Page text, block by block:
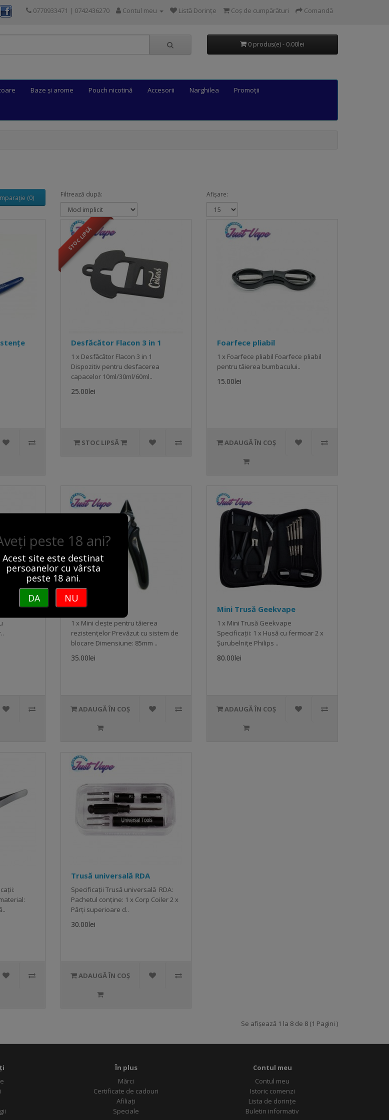
peste 18 ani?
Acest site este destinat
persoanelor cu vârsta
peste 18 ani.
DA
NU
0770933471 | 0742436270 Contul meu Listă Dorințe Coș de cumpărături Comandă
0 produs(e) - 0.00lei
Baze și arome Pouch nicotină Accesorii Narghilea Promoții
(0) Filtrează după: Afișare:
STOC LIPSĂ
Desfăcător Flacon 3 in 1
1 x Desfăcător Flacon 3 in 1
Dispozitiv pentru desfacerea
capacelor 10ml/30ml/60ml..
25.00lei
STOC LIPSĂ
Foarfece pliabil
1 x Foarfece pliabil Foarfece pliabil
pentru tăierea bumbacului..
15.00lei
Mini Clește
1 x Mini clește pentru tăierea
rezistențelor Prevăzut cu sistem de
blocare Dimensiune: 85mm ..
35.00lei
ADAUGĂ ÎN COȘ
Mini Trusă Geekvape
1 x Mini Trusă Geekvape
Specificații: 1 x Husă cu fermoar 2 x
Șurubelnițe Philips ..
80.00lei
Trusă universală RDA
Specificații Trusă universală RDA:
Pachetul conține: 1 x Corp Coiler 2 x
Părți superioare d..
30.00lei
ADAUGĂ ÎN COȘ
Se afișează 1 la 8 de 8 (1 Pagini )
În plus
Mărci
Certificate de cadouri
Afiliați
Speciale
Contul meu
Contul meu
Istoric comenzi
Lista de dorințe
Buletin informativ